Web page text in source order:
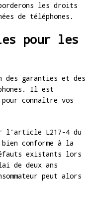
les droits
de téléphones.
pour les
des garanties et des
Il est
connaître vos
l’article L217-4 du
conforme à la
existants lors
de deux ans
peut alors